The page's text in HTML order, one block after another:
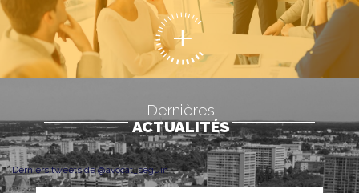
Dernières
ACTUALITÉS
Derniers tweets de @avocat_seguin